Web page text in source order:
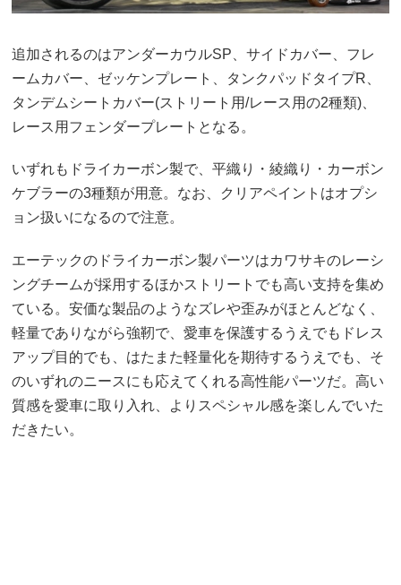
追加されるのはアンダーカウルSP、サイドカバー、フレ
ームカバー、ゼッケンプレート、タンクパッドタイプR、
タンデムシートカバー(ストリート用/レース用の2種類)、
レース用フェンダープレートとなる。
いずれもドライカーボン製で、平織り・綾織り・カーボン
ケブラーの3種類が用意。なお、クリアペイントはオプシ
ョン扱いになるので注意。
エーテックのドライカーボン製パーツはカワサキのレーシ
ングチームが採用するほかストリートでも高い支持を集め
ている。安価な製品のようなズレや歪みがほとんどなく、
軽量でありながら強靭で、愛車を保護するうえでもドレス
アップ目的でも、はたまた軽量化を期待するうえでも、そ
のいずれのニースにも応えてくれる高性能パーツだ。高い
質感を愛車に取り入れ、よりスペシャル感を楽しんでいた
だきたい。